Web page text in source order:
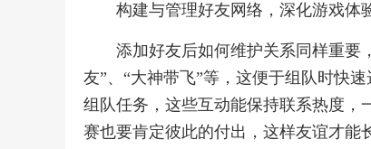
构建与管理好友网络，深化游戏体
添加好友后如何维护关系同样重要
友”、“大神带飞”等，这便于组队时快
组队任务，这些互动能保持联系热度，
赛也要肯定彼此的付出，这样友谊才能